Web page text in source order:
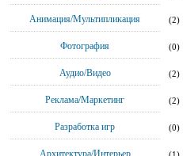
Анимация/Мультипликация (2)
Фотография (0)
Аудио/Видео (2)
Реклама/Маркетинг (2)
Разработка игр (0)
Архитектура/Интерьер